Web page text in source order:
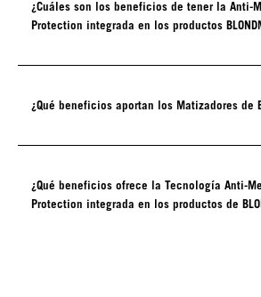
¿Cuáles son los beneficios de tener la Anti-
Protection integrada en los productos
¿Qué beneficios aportan los Matizadores de
¿Qué beneficios ofrece la Tecnología Anti-
Protection integrada en los productos de